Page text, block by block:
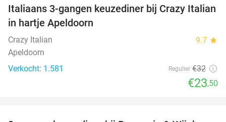
27%
Italiaans 3-gangen keuzediner bij Crazy Italian
in hartje Apeldoorn
Crazy Italian 9.7 star
Apeldoorn
Verkocht: 1.581
Regulier €32
€23,50